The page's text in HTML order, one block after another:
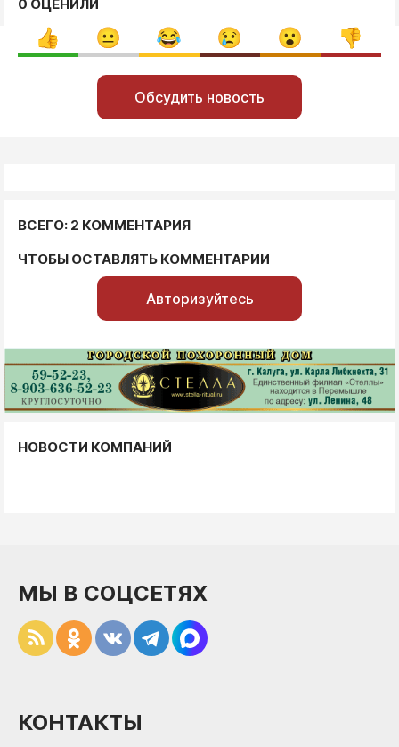
0 ОЦЕНИЛИ
Обсудить новость
ВСЕГО: 2 КОММЕНТАРИЯ
ЧТОБЫ ОСТАВЛЯТЬ КОММЕНТАРИИ
Авторизуйтесь
НОВОСТИ КОМПАНИЙ
МЫ В СОЦСЕТЯХ
КОНТАКТЫ